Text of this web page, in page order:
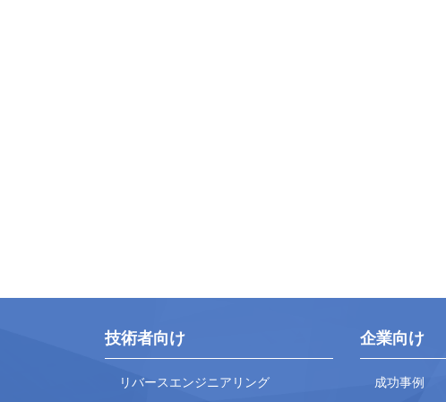
技術者向け
リバースエンジニアリング
企業向け
成功事例